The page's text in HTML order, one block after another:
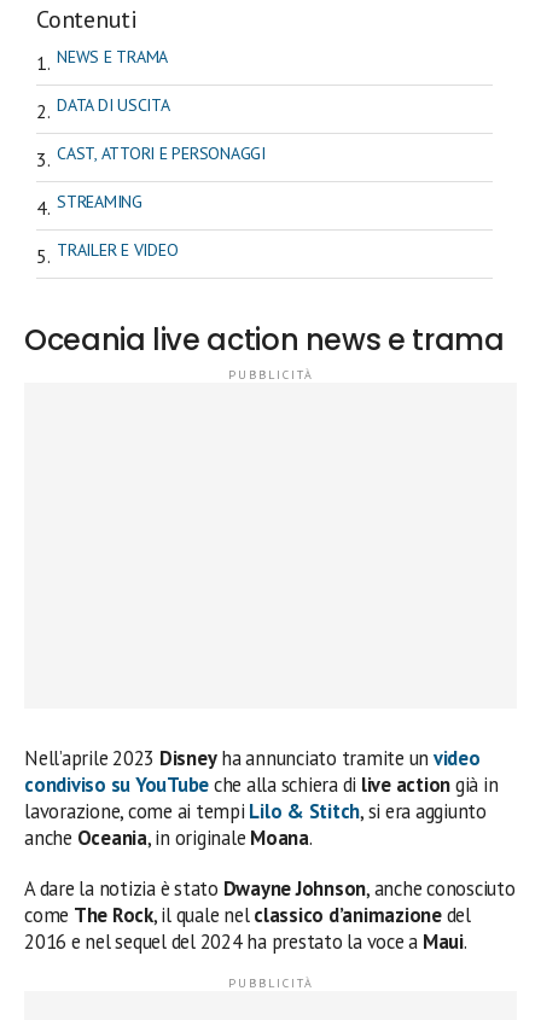
Contenuti
NEWS E TRAMA
DATA DI USCITA
CAST, ATTORI E PERSONAGGI
STREAMING
TRAILER E VIDEO
Oceania live action news e trama
Nell’aprile 2023 Disneyha annunciato tramite un video
condiviso su YouTubeche alla schiera di live actiongià in
lavorazione, come ai tempi Lilo & Stitch, si era aggiunto
anche Oceania, in originale Moana.
A dare la notizia è stato DwayneJohnson, anche conosciuto
come The Rock, il quale nelclassico d’animazionedel
2016 e nel sequel del 2024 ha prestato la voce a Maui.